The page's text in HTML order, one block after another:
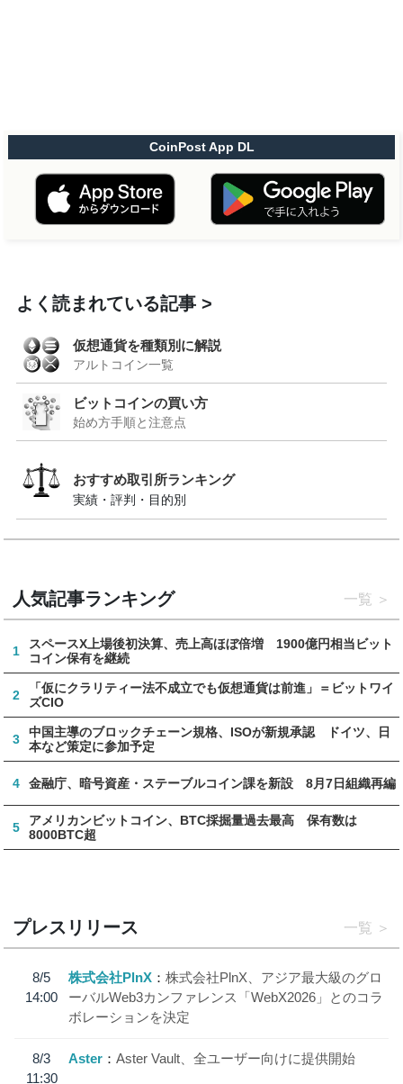
CoinPost App DL
よく読まれている記事
仮想通貨を種類別に解説
アルトコイン一覧
ビットコインの買い方
始め方手順と注意点
おすすめ取引所ランキング
実績・評判・目的別
人気記事ランキング 一覧
1
スペースX上場後初決算、売上高ほぼ倍増 1900億円相当ビット
コイン保有を継続
2
「仮にクラリティー法不成立でも仮想通貨は前進」＝ビットワイ
ズCIO
3
中国主導のブロックチェーン規格、ISOが新規承認 ドイツ、日
本など策定に参加予定
4 金融庁、暗号資産・ステーブルコイン課を新設 8月7日組織再編
5
アメリカンビットコイン、BTC採掘量過去最高 保有数は
8000BTC超
プレスリリース 一覧
8/5
14:00
株式会社PlnX
株式会社PlnX、アジア最大級のグロ
ーバルWeb3カンファレンス「WebX2026」とのコラ
ボレーションを決定
8/3
11:30
Aster Aster Vault、全ユーザー向けに提供開始